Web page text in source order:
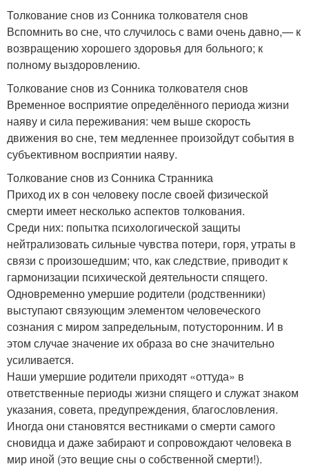
Толкование снов из Сонника толкователя снов
Вспомнить во сне, что случилось с вами очень давно,— к
возвращению хорошего здоровья для больного; к
полному выздоровлению.
Толкование снов из Сонника толкователя снов
Временное восприятие определённого периода жизни
наяву и сила переживания: чем выше скорость
движения во сне, тем медленнее произойдут события в
субъективном восприятии наяву.
Толкование снов из Сонника Странника
Приход их в сон человеку после своей физической
смерти имеет несколько аспектов толкования.
Среди них: попытка психологической защиты
нейтрализовать сильные чувства потери, горя, утраты в
связи с произошедшим; что, как следствие, приводит к
гармонизации психической деятельности спящего.
Одновременно умершие родители (родственники)
выступают связующим элементом человеческого
сознания с миром запредельным, потусторонним. И в
этом случае значение их образа во сне значительно
усиливается.
Наши умершие родители приходят «оттуда» в
ответственные периоды жизни спящего и служат знаком
указания, совета, предупреждения, благословления.
Иногда они становятся вестниками о смерти самого
сновидца и даже забирают и сопровождают человека в
мир иной (это вещие сны о собственной смерти!).